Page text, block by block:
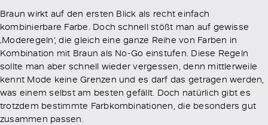
Braun wirkt auf den ersten Blick als recht einfach
kombinierbare Farbe. Doch schnell stößt man auf gewisse
‚Moderegeln‘, die gleich eine ganze Reihe von Farben in
Kombination mit Braun als No-Go einstufen. Diese Regeln
sollte man aber schnell wieder vergessen, denn mittlerweile
kennt Mode keine Grenzen und es darf das getragen werden,
was einem selbst am besten gefällt. Doch natürlich gibt es
trotzdem bestimmte Farbkombinationen, die besonders gut
zusammen passen.